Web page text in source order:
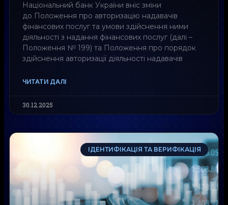
Національний банк України вніс зміни
до Положення про авторизацію надавачів
фінансових послуг та умови здійснення ними
діяльності з надання фінансових послуг (далі –
Положення № 199) та Положення про порядок
здійснення авторизації діяльності надавачів
ЧИТАТИ ДАЛІ
30.12.2025
ІДЕНТИФІКАЦІЯ ТА ВЕРИФІКАЦІЯ